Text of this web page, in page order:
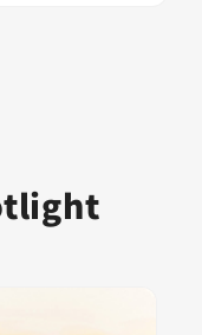
MARKET |